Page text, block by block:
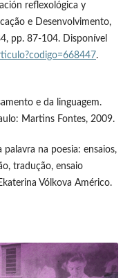
reflexológica y
e Desenvolvimento,
pp. 87-104. Disponível
.
e da linguagem.
Martins Fontes, 2009.
palavra na poesia: ensaios,
tradução, ensaio
Vólkova Américo.